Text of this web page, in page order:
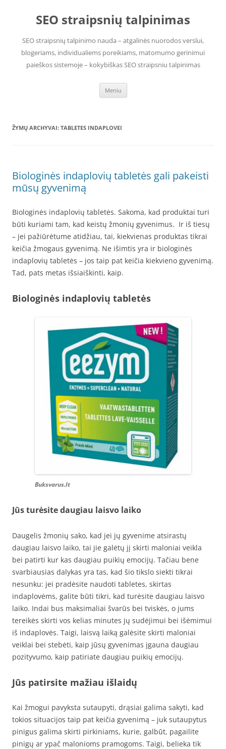
SEO straipsnių talpinimas
SEO straipsnių talpinimo nauda – atgalinės nuorodos verslui,
blogeriams, individualiems poreikiams, matomumo gerinimui
paieškos sistemoje – kokybiškas SEO straipsniu talpinimas
Meniu
ŽYMŲ ARCHYVAI: TABLETES INDAPLOVEI
Biologinės indaplovių tabletės gali pakeisti
mūsų gyvenimą
Biologinės indaplovių tabletės. Sakoma, kad produktai turi
būti kuriami tam, kad keistų žmonių gyvenimus. Ir iš tiesų
– jei pažiūrėtume atidžiau, tai, kiekvienas produktas tikrai
keičia žmogaus gyvenimą. Ne išimtis yra ir biologinės
indaplovių tabletės – jos taip pat keičia kiekvieno gyvenimą.
Tad, pats metas išsiaiškinti, kaip.
Biologinės indaplovių tabletės
Buksvarus.lt
Jūs turėsite daugiau laisvo laiko
Daugelis žmonių sako, kad jei jų gyvenime atsirastų
daugiau laisvo laiko, tai jie galėtų jį skirti maloniai veikla
bei patirti kur kas daugiau puikių emocijų. Tačiau bene
svarbiausias dalykas yra tas, kad šio tikslo siekti tikrai
nesunku: jei pradėsite naudoti tabletes, skirtas
indaplovėms, galite būti tikri, kad turėsite daugiau laisvo
laiko. Indai bus maksimaliai švarūs bei tviskės, o jums
tereikės skirti vos kelias minutes jų sudėjimui bei išėmimui
iš indaplovės. Taigi, laisvą laiką galėsite skirti maloniai
veiklai bei stebėti, kaip jūsų gyvenimas įgauna daugiau
pozityvumo, kaip patiriate daugiau puikių emocijų.
Jūs patirsite mažiau išlaidų
Kai žmogui pavyksta sutaupyti, drąsiai galima sakyti, kad
tokios situacijos taip pat keičia gyvenimą – juk sutaupytus
pinigus galima skirti pirkiniams, kurie, galbūt, pagailite
pinigų ar ypač malonioms pramogoms. Taigi, belieka tik